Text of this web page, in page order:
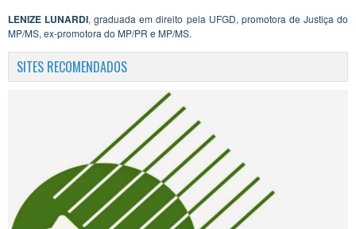
LENIZE LUNARDI, graduada em direito pela UFGD, promotora de Justiça do
MP/MS, ex-promotora do MP/PR e MP/MS.
SITES RECOMENDADOS